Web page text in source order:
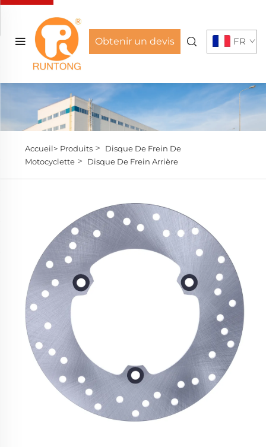
Obtenir un devis FR
Accueil> Produits>
Disque De Frein De
Motocyclette> Disque De Frein Arrière